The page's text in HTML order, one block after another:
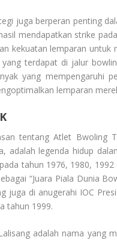
juga berperan penting
mendapatkan strike
kekuatan lemparan
terdapat di jalur
yang mempengaruhi
lemparan
tentangAtlet Bwoling
adalah legenda hidup
tahun 1976, 1980,
“Juara Piala Dunia
juga di anugerahi IOC
tahun 1999.
adalah nama yang